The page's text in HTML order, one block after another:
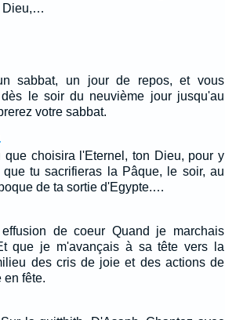
Dieu,…
sabbat, un jour de repos, et vous
le soir du neuvième jour jusqu'au
votre sabbat.
choisira l'Eternel, ton Dieu, pour y
tu sacrifieras la Pâque, le soir, au
de ta sortie d'Egypte.…
de coeur Quand je marchais
que je m'avançais à sa tête vers la
des cris de joie et des actions de
en fête.